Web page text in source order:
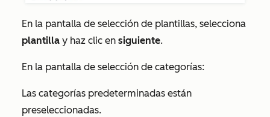
En la pantalla de selección de plantillas, selecciona
plantilla y haz clic en siguiente.
En la pantalla de selección de categorías:
Las categorías predeterminadas están
preseleccionadas.